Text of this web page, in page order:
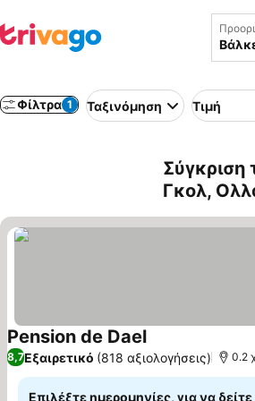
Φίλτρα 1 Ταξινόμηση Τιμή
Σύγκριση
Γκολ,
Pension de DaelΕμφάνιση τιμών
8,7Εξαιρετικό (818 αξιολογήσεις) 0.2
Επιλέξτε ημερομηνίες, για να δείτε